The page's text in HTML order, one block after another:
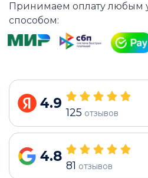
Принимаем оплату любым
способом:
4.9
125 отзывов
4.8
81 отзывов